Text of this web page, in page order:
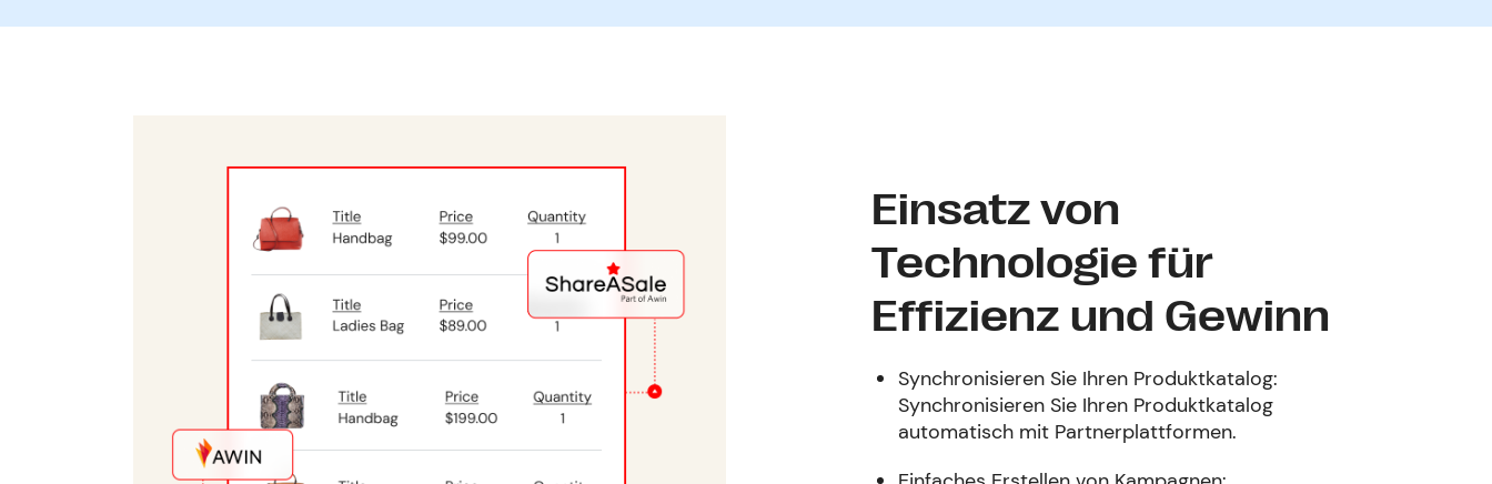
Einsatz von
Technologie für
Effizienz und Gewinn
Synchronisieren Sie Ihren Produktkatalog:
Synchronisieren Sie Ihren Produktkatalog
automatisch mit Partnerplattformen.